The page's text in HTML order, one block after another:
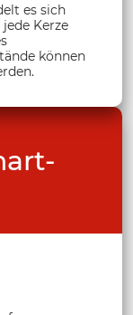
es sich
Kerze
können